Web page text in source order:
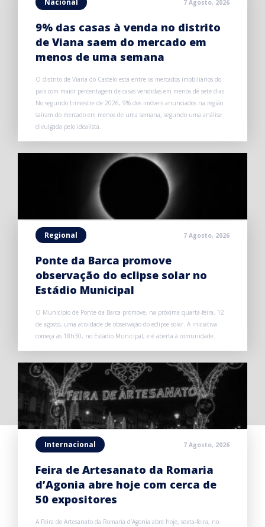
Nacional 7 Agosto, 2026
9% das casas à venda no distrito
de Viana saem do mercado em
menos de uma semana
O distrito de Viana do Castelo está entre os mercados imobiliários do
país com maior percentagem de casas vendidas em menos de sete dias.
No segundo trimestre de 2026, 9% dos imóveis anunciados na região
saíram do mercado em menos de uma semana, segundo uma análise
divulgada pelo idealista.
Regional 7 Agosto, 2026
Ponte da Barca promove
observação do eclipse solar no
Estádio Municipal
O Município de Ponte da Barca promove, na próxima quarta-feira, 12
de agosto, uma atividade de observação do eclipse solar. A iniciativa
começa às 18h30, no Estádio Municipal, e é aberta à comunidade.
Internacional 7 Agosto, 2026
Feira de Artesanato da Romaria
d’Agonia abre hoje com cerca de
50 expositores
A Feira de Artesanato da Romaria d’Agonia abre hoje, sexta-feira, no